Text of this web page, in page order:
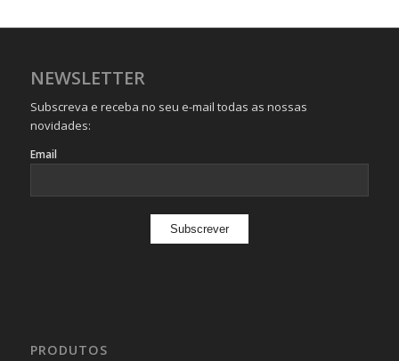
NEWSLETTER
Subscreva e receba no seu e-mail todas as nossas
novidades:
Email
PRODUTOS